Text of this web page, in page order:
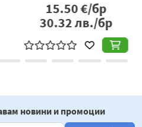
15.50€/бр
30.32лв./бр
новини и промоции